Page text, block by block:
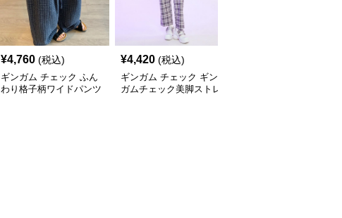
¥4,760 (税込)
ギンガム チェック ふん
わり格子柄ワイドパンツ
¥4,420 (税込)
ギンガム チェック ギン
ガムチェック美脚ストレ